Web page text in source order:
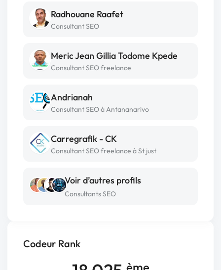
Codeur Rank
ème
Radhouane Raafet
Consultant SEO
Meric Jean Gillia Todome Kpede
Consultant SEO freelance
Andrianah
Consultant SEO à Antananarivo
Carregrafik - CK
Consultant SEO freelance à St just
Voir d’autres profils
Consultants SEO